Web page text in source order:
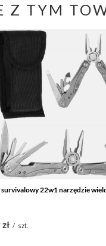
Z TYM
survivalowy 22w1 narzędzie
/ szt.